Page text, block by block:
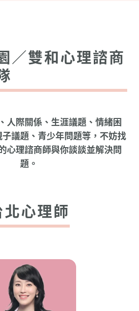
／雙和心理諮商
人際關係、生涯議題、情緒困
議題、青少年問題等，不妨找
心理諮商師與你談談並解決問
題。
北心理師